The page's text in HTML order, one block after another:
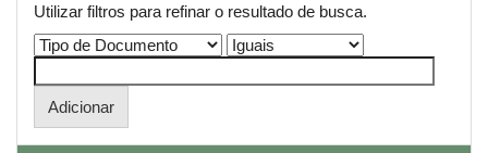
Utilizar filtros para refinar o resultado de busca.